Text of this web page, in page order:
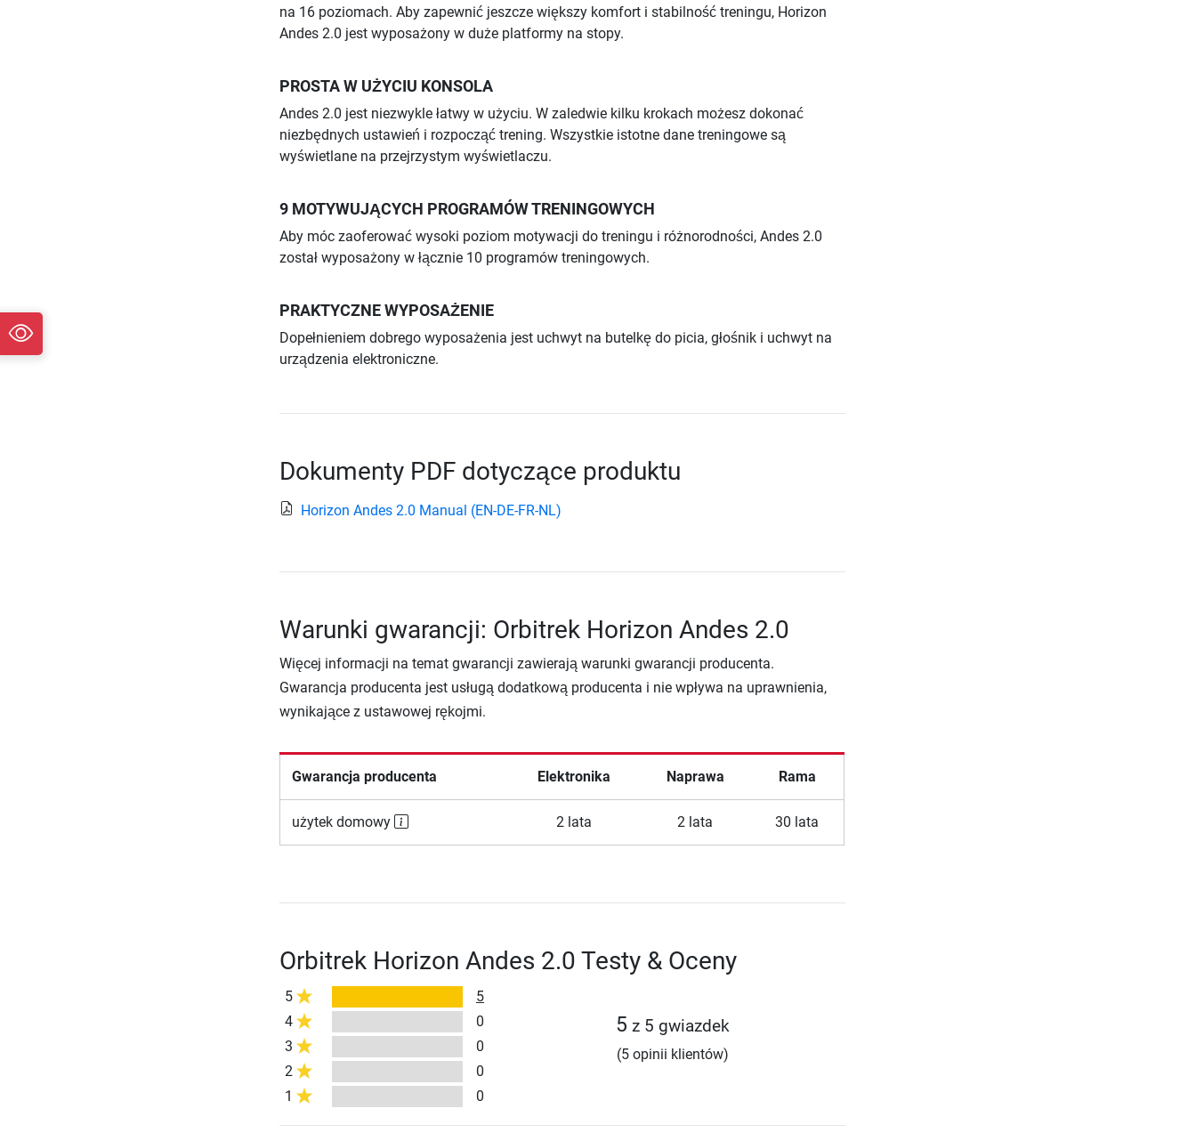
na 16 poziomach. Aby zapewnić jeszcze większy komfort i stabilność treningu, Horizon
Andes 2.0 jest wyposażony w duże platformy na stopy.
PROSTA W UŻYCIU KONSOLA
Andes 2.0 jest niezwykle łatwy w użyciu. W zaledwie kilku krokach możesz dokonać
niezbędnych ustawień i rozpocząć trening. Wszystkie istotne dane treningowe są
wyświetlane na przejrzystym wyświetlaczu.
9 MOTYWUJĄCYCH PROGRAMÓW TRENINGOWYCH
Aby móc zaoferować wysoki poziom motywacji do treningu i różnorodności, Andes 2.0
został wyposażony w łącznie 10 programów treningowych.
PRAKTYCZNE WYPOSAŻENIE
Dopełnieniem dobrego wyposażenia jest uchwyt na butelkę do picia, głośnik i uchwyt na
urządzenia elektroniczne.
Dokumenty PDF dotyczące produktu
Horizon Andes 2.0 Manual (EN-DE-FR-NL)
Warunki gwarancji: Orbitrek Horizon Andes 2.0
Więcej informacji na temat gwarancji zawierają warunki gwarancji producenta.
Gwarancja producenta jest usługą dodatkową producenta i nie wpływa na uprawnienia,
wynikające z ustawowej rękojmi.
Gwarancja producenta Elektronika Naprawa Rama
użytek domowy 2 lata 2 lata 30 lata
Orbitrek Horizon Andes 2.0 Testy & Oceny
5
5
4
0
3
0
2
0
1
0
5 z 5 gwiazdek
(5 opinii klientów)